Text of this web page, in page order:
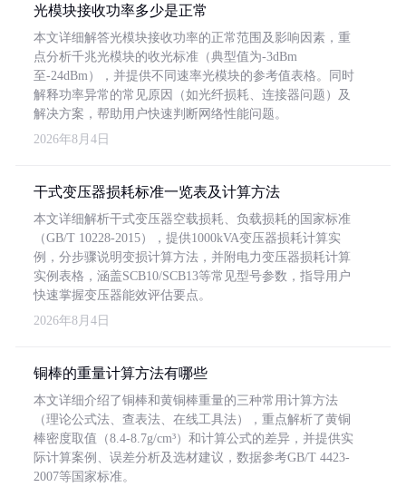
光模块接收功率多少是正常
本文详细解答光模块接收功率的正常范围及影响因素，重
点分析千兆光模块的收光标准（典型值为-3dBm
至-24dBm），并提供不同速率光模块的参考值表格。同时
解释功率异常的常见原因（如光纤损耗、连接器问题）及
解决方案，帮助用户快速判断网络性能问题。
2026年8月4日
干式变压器损耗标准一览表及计算方法
本文详细解析干式变压器空载损耗、负载损耗的国家标准
（GB/T 10228-2015），提供1000kVA变压器损耗计算实
例，分步骤说明变损计算方法，并附电力变压器损耗计算
实例表格，涵盖SCB10/SCB13等常见型号参数，指导用户
快速掌握变压器能效评估要点。
2026年8月4日
铜棒的重量计算方法有哪些
本文详细介绍了铜棒和黄铜棒重量的三种常用计算方法
（理论公式法、查表法、在线工具法），重点解析了黄铜
棒密度取值（8.4-8.7g/cm³）和计算公式的差异，并提供实
际计算案例、误差分析及选材建议，数据参考GB/T 4423-
2007等国家标准。